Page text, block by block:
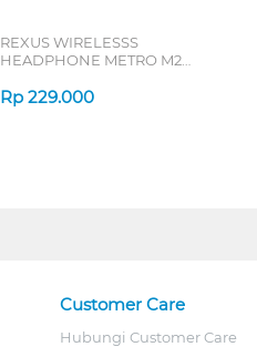
REXUS WIRELESSS
HEADPHONE METRO M2
Rp 229.000
Customer Care
Hubungi Customer Care